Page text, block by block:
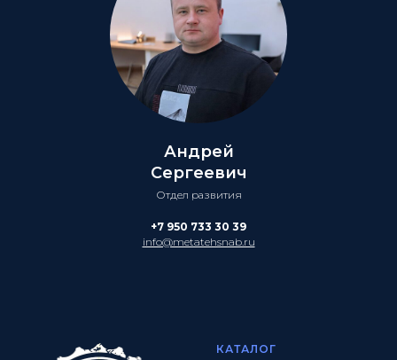
Андрей
Сергеевич
Отдел развития
+7 950 733 30 39
info@metatehsnab.ru
КАТАЛОГ